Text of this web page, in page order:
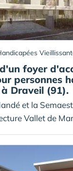
foyer
personnes
Draveil (91).
et la
Vallet de